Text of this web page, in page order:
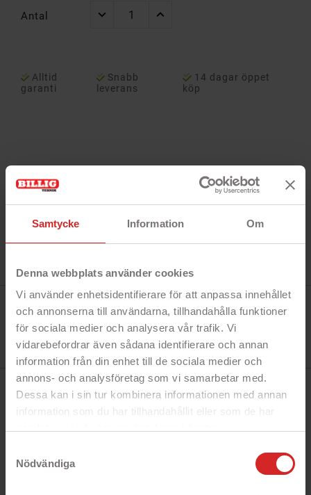
Samtycke Information Om
Denna webbplats använder cookies
Vi använder enhetsidentifierare för att anpassa innehållet
och annonserna till användarna, tillhandahålla funktioner
för sociala medier och analysera vår trafik. Vi
vidarebefordrar även sådana identifierare och annan
information från din enhet till de sociala medier och
annons- och analysföretag som vi samarbetar med.
Dessa kan i sin tur kombinera informationen med annan
information som du har tillhandahållit eller som de har
Nödvändiga
Antal
Alltid
garanti
Snabb
leverans
14 dagar öppet
köp
Tillverkare:
Onsala
577168
I lager
BESKRIVNING
- Heltäckande skal